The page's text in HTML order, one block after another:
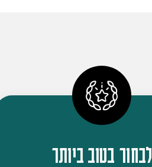
לבחור בטוב ביותר